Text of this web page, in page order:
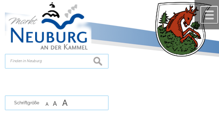
zur Navigationoder
springen.
suchen
Schriftgröße A A A